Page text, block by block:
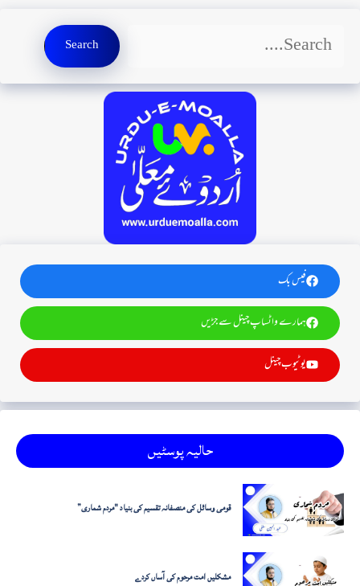
Search
Search
فیس بک
ہمارے واٹساپ چینل سے جڑیں
یوٹیوب چینل
حالیہ پوسٹیں
قومی وسائل کی منصفانہ تقسیم کی بنیاد "مردم شماری”
مشکلیں امت مرحوم کی آساں کردے